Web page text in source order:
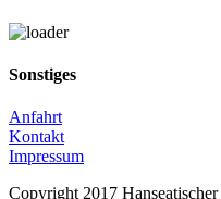
Sonstiges
Anfahrt
Kontakt
Impressum
Copyright 2017